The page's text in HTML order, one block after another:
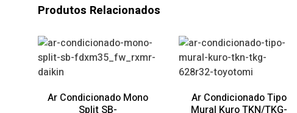
Produtos Relacionados
Ar Condicionado Mono
Split SB-
Ar Condicionado Tipo
Mural Kuro TKN/TKG-